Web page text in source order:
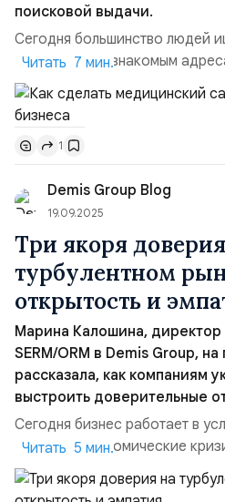
поисковой выдачи.
Сегодня большинство людей
помощь не по знакомым
интернет. Поэтому для
учреждений крайне важно
чтобы он привлекал и
потенциальных пациентов.
руководитель группы
Group, рассказал, как укрепить
Читать 7 мин.
1
Demis Group Blog
19.09.2025
Три якоря
турбулентном
открытость и
Марина Калошина, директор
SERM/ORM в Demis Group,
рассказала, как компаниям
выстроить доверительные
Сегодня бизнес работает в
перемен. Экономические
нестабильность и быстрые
рынок непредсказуемым. Это
Читать 5 мин.